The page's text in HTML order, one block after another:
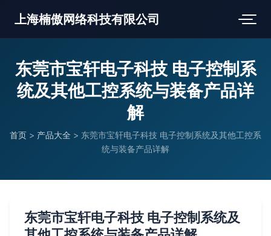
上海楠傲网络科技有限公司
东莞市宝轩电子科技 电子控制系
统及其他工控系统与装备产品详
解
首页 > 产品大全 > 东莞市宝轩电子科技 电子控制系统及其他工控系
统与装备产品详解
东莞市宝轩电子科技 电子控制系统及